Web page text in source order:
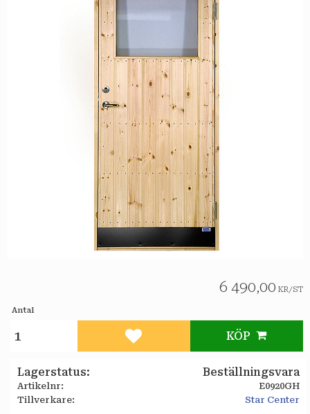
6 490,00 KR/ST
Antal
KÖP
Lägg till i favoriter
Lagerstatus Beställningsvara
Artikelnr
E0920GH
Tillverkare
Star Center